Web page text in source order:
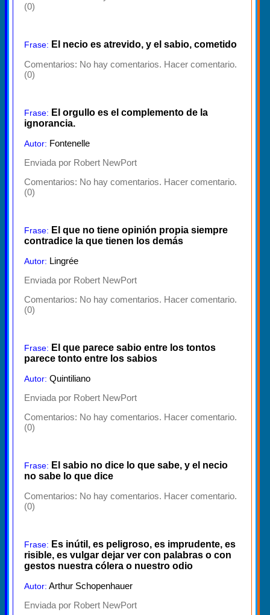
(0)
Frase: El necio es atrevido, y el sabio, cometido
Comentarios: No hay comentarios. Hacer comentario.
(0)
Frase: El orgullo es el complemento de la
ignorancia.
Autor: Fontenelle
Enviada por Robert NewPort
Comentarios: No hay comentarios. Hacer comentario.
(0)
Frase: El que no tiene opinión propia siempre
contradice la que tienen los demás
Autor: Lingrée
Enviada por Robert NewPort
Comentarios: No hay comentarios. Hacer comentario.
(0)
Frase: El que parece sabio entre los tontos
parece tonto entre los sabios
Autor: Quintiliano
Enviada por Robert NewPort
Comentarios: No hay comentarios. Hacer comentario.
(0)
Frase: El sabio no dice lo que sabe, y el necio
no sabe lo que dice
Comentarios: No hay comentarios. Hacer comentario.
(0)
Frase: Es inútil, es peligroso, es imprudente, es
risible, es vulgar dejar ver con palabras o con
gestos nuestra cólera o nuestro odio
Autor: Arthur Schopenhauer
Enviada por Robert NewPort